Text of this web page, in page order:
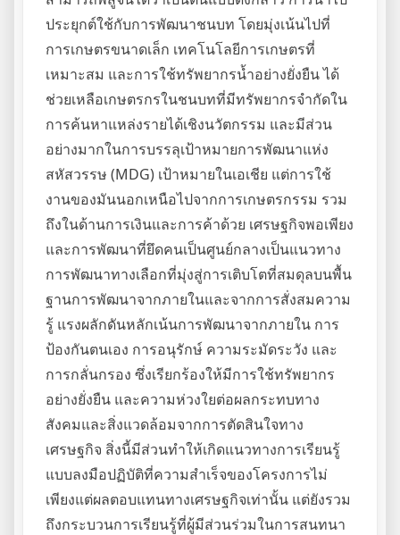
ประยุกต์ใช้กับการพัฒนาชนบท โดยมุ่งเน้นไปที่
การเกษตรขนาดเล็ก เทคโนโลยีการเกษตรที่
เหมาะสม และการใช้ทรัพยากรน้ำอย่างยั่งยืน ได้
ช่วยเหลือเกษตรกรในชนบทที่มีทรัพยากรจำกัดใน
การค้นหาแหล่งรายได้เชิงนวัตกรรม และมีส่วน
อย่างมากในการบรรลุเป้าหมายการพัฒนาแห่ง
สหัสวรรษ (MDG) เป้าหมายในเอเชีย แต่การใช้
งานของมันนอกเหนือไปจากการเกษตรกรรม รวม
ถึงในด้านการเงินและการค้าด้วย เศรษฐกิจพอเพียง
และการพัฒนาที่ยึดคนเป็นศูนย์กลางเป็นแนวทาง
การพัฒนาทางเลือกที่มุ่งสู่การเติบโตที่สมดุลบนพื้น
ฐานการพัฒนาจากภายในและจากการสั่งสมความ
รู้ แรงผลักดันหลักเน้นการพัฒนาจากภายใน การ
ป้องกันตนเอง การอนุรักษ์ ความระมัดระวัง และ
การกลั่นกรอง ซึ่งเรียกร้องให้มีการใช้ทรัพยากร
อย่างยั่งยืน และความห่วงใยต่อผลกระทบทาง
สังคมและสิ่งแวดล้อมจากการตัดสินใจทาง
เศรษฐกิจ สิ่งนี้มีส่วนทำให้เกิดแนวทางการเรียนรู้
แบบลงมือปฏิบัติที่ความสำเร็จของโครงการไม่
เพียงแต่ผลตอบแทนทางเศรษฐกิจเท่านั้น แต่ยังรวม
ถึงกระบวนการเรียนรู้ที่ผู้มีส่วนร่วมในการสนทนา